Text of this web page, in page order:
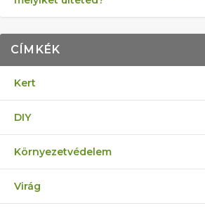
CÍMKÉK
Kert
DIY
Környezetvédelem
Virág